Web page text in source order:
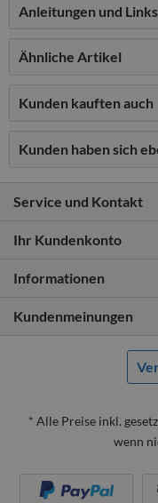
Anleitungen und Links
Ähnliche Artikel
Kunden kauften auch
Kunden haben sich
Service und Kontakt
Ihr Kundenkonto
Informationen
Kundenmeinungen
* Alle Preise inkl.
wenn